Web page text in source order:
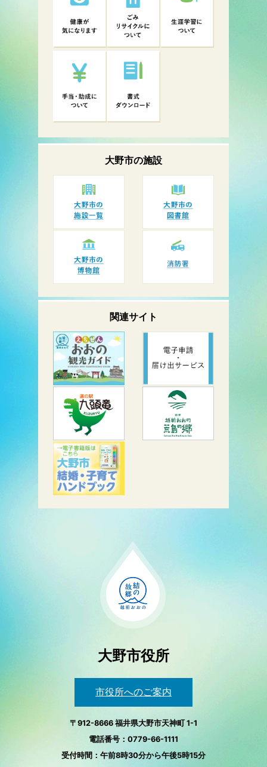
大野市の施設
関連サイト
大野市役所
市役所へのご案内
〒912-8666 福井県大野市天神町 1-1
電話番号：0779-66-1111
受付時間：午前8時30分から午後5時15分